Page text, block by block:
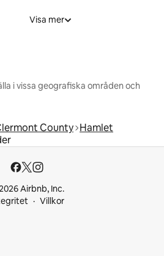
Visa mer
i vissa geografiska områden och
County Hamlet
Airbnb, Inc.
Villkor